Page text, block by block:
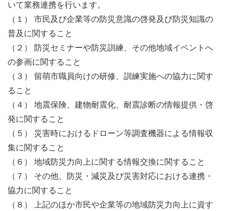
いて業務連携を行います。
（１） 市民及び企業等の防災意識の啓発及び防災知識の
普及に関すること
（２） 防災セミナーや防災訓練、その他地域イベントへ
の参画に関すること
（３） 留萌市職員向けの研修、訓練実施への協力に関す
ること
（４） 地震保険、建物耐震化、耐震診断の情報提供・啓
発に関すること
（５） 災害時におけるドローン等調査機器による情報収
集に関すること
（６） 地域防災力向上に関する情報交換に関すること
（７） その他、防災・減災及び災害対応における連携・
協力に関すること
（８） 上記のほか市民や企業等の地域防災力向上に資す